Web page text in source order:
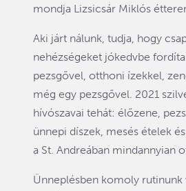
mondja Lizsicsár Miklós
Aki járt nálunk, tudja, hogy
nehézségeket jókedvbe
pezsgővel, otthoni ízekkel,
még egy pezsgővel. 2021
hívószavai tehát: élőzene,
ünnepi díszek, mesés ételek
a St. Andreában mindannyian
Ünneplésben komoly rutinunk